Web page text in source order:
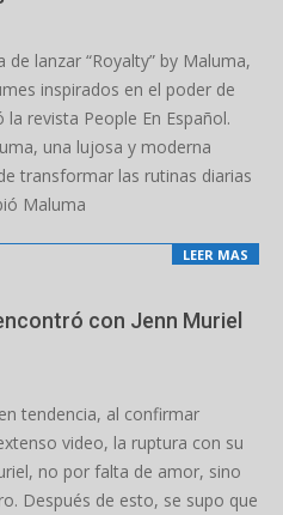
lanzar “Royalty” by Maluma,
inspirados en el poder de
revista People En Español.
una lujosa y moderna
transformar las rutinas diarias
Maluma
LEER MAS
con Jenn Muriel
tendencia, al confirmar
video, la ruptura con su
no por falta de amor, sino
Después de esto, se supo que